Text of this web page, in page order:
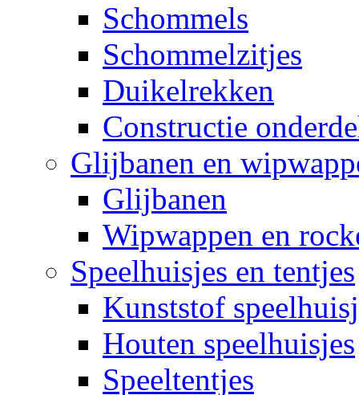
Schommels
Schommelzitjes
Duikelrekken
Constructie
Glijbanen en
Glijbanen
Wipwappen en
Speelhuisjes en tentjes
Kunststof
Houten speelhuisjes
Speeltentjes